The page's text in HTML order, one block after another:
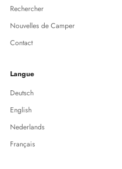
Rechercher
Nouvelles de Camper
Contact
Langue
Deutsch
English
Nederlands
Français